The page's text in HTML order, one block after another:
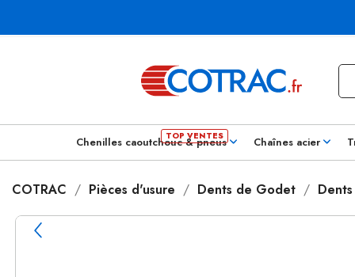
Chenilles caoutchouc & pneus Chaînes acier
COTRAC Pièces d'usure Dents de Godet